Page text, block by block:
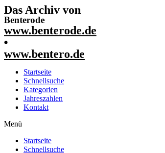
Das Archiv von
Benterode
www.benterode.de
•
www.bentero.de
Startseite
Schnellsuche
Kategorien
Jahreszahlen
Kontakt
Menü
Startseite
Schnellsuche